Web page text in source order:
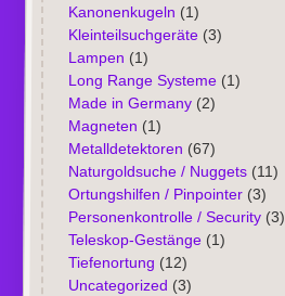
Kanonenkugeln (1)
Kleinteilsuchgeräte(3)
Lampen (1)
Long Range Systeme(1)
Made in Germany(2)
Magneten (1)
Metalldetektoren (67)
Naturgoldsuche / Nuggets(11)
Ortungshilfen / Pinpointer(3)
Personenkontrolle / Security(3)
Teleskop-Gestänge(1)
Tiefenortung (12)
Uncategorized (3)